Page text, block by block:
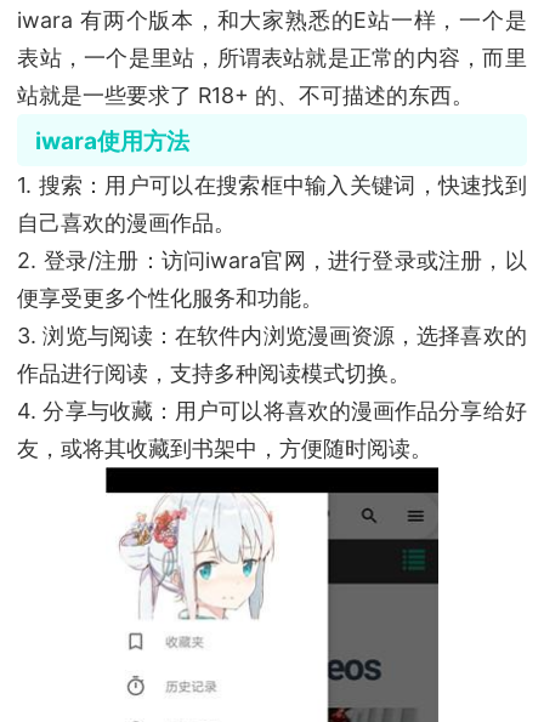
iwara 有两个版本，和大家熟悉的E站一样，一个是
表站，一个是里站，所谓表站就是正常的内容，而里
站就是一些要求了 R18+ 的、不可描述的东西。
iwara使用方法
1. 搜索：用户可以在搜索框中输入关键词，快速找到
自己喜欢的漫画作品。
2. 登录/注册：访问iwara官网，进行登录或注册，以
便享受更多个性化服务和功能。
3. 浏览与阅读：在软件内浏览漫画资源，选择喜欢的
作品进行阅读，支持多种阅读模式切换。
4. 分享与收藏：用户可以将喜欢的漫画作品分享给好
友，或将其收藏到书架中，方便随时阅读。